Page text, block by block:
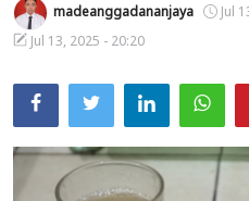
Kisah
Indonesia
madeanggadananjaya
Jul
Jul 13, 2025 - 20:20